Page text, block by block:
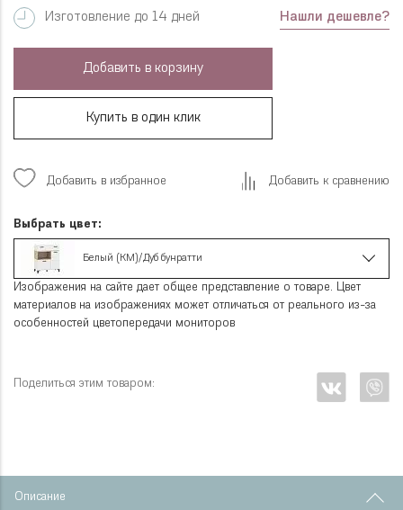
Изготовление до 14 дней Нашли дешевле?
Добавить в корзину
Купить в один клик
Добавить в избранное Добавить к сравнению
Выбрать цвет:
Белый (КМ)/Дуб бунратти
Изображения на сайте дает общее представление о товаре. Цвет
материалов на изображениях может отличаться от реального из-за
особенностей цветопередачи мониторов
Поделиться этим товаром:
Описание